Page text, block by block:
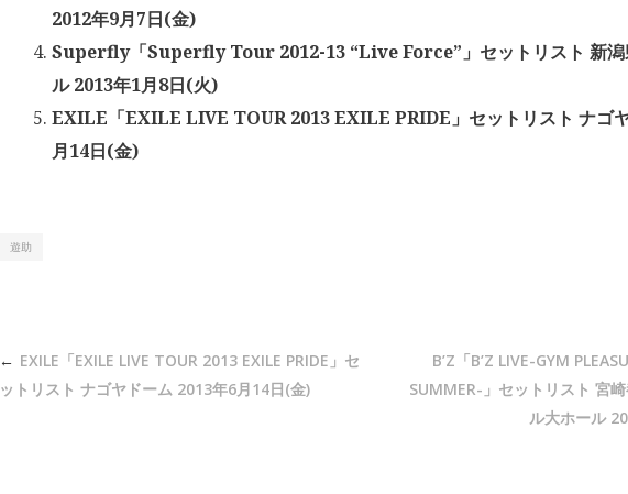
2012年9月7日(金)
Superfly「Superfly Tour 2012-13 “Live Force”」セットリスト 新潟
ル 2013年1月8日(火)
EXILE「EXILE LIVE TOUR 2013 EXILE PRIDE」セットリスト ナゴ
月14日(金)
遊助
EXILE「EXILE LIVE TOUR 2013 EXILE PRIDE」セ
ットリスト ナゴヤドーム 2013年6月14日(金)
B’Z「B’Z LIVE-GYM
SUMMER-」セットリスト 宮
ル大ホール